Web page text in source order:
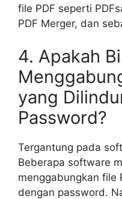
file PDF seperti
PDF Merger, dan
4. Apakah
yang
Password?
Tergantung pada
Beberapa software
menggabungkan file
dengan password.